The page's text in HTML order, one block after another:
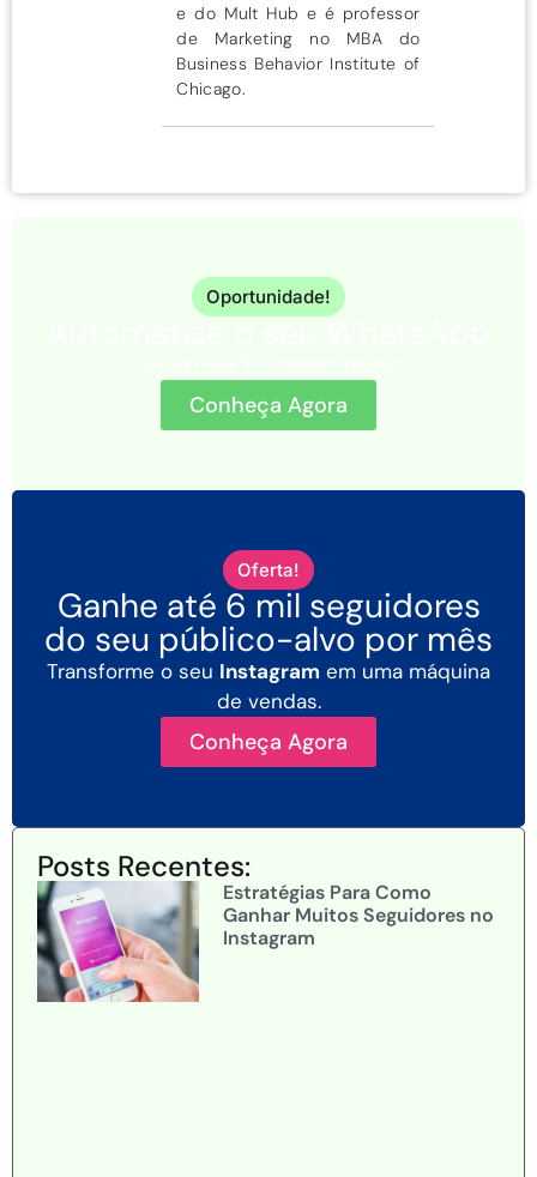
e do Mult Hub e é professor
de Marketing no MBA do
Business Behavior Institute of
Chicago.
Oportunidade!
Conheça Agora
Oferta!
Ganhe até 6 mil seguidores
do seu público-alvo por mês
Transforme o seu Instagram em uma máquina
de vendas.
Conheça Agora
Posts Recentes:
Estratégias Para Como
Ganhar Muitos Seguidores no
Instagram